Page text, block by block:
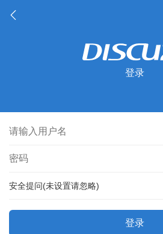
登录
安全提问(未设置请忽略)
登录